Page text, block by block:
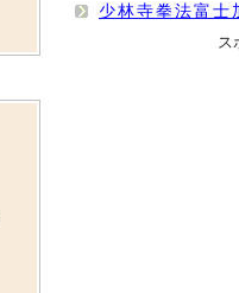
少林寺拳法富士
ス